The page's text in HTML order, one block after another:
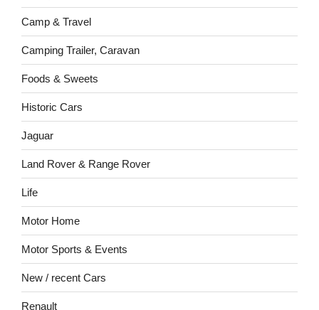
Camp & Travel
Camping Trailer, Caravan
Foods & Sweets
Historic Cars
Jaguar
Land Rover & Range Rover
Life
Motor Home
Motor Sports & Events
New / recent Cars
Renault